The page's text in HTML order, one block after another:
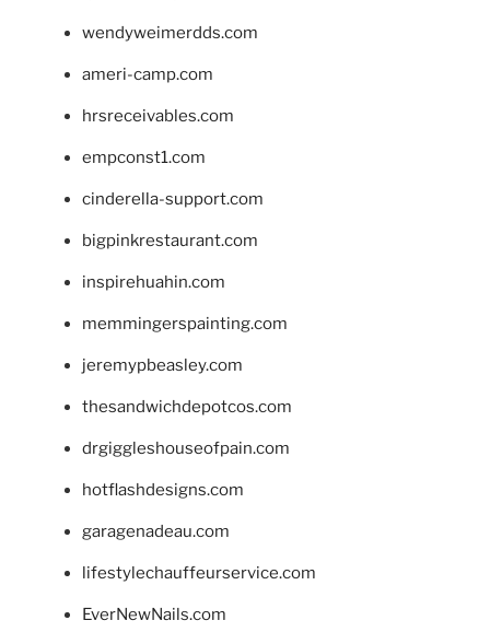
wendyweimerdds.com
ameri-camp.com
hrsreceivables.com
empconst1.com
cinderella-support.com
bigpinkrestaurant.com
inspirehuahin.com
memmingerspainting.com
jeremypbeasley.com
thesandwichdepotcos.com
drgiggleshouseofpain.com
hotflashdesigns.com
garagenadeau.com
lifestylechauffeurservice.com
EverNewNails.com